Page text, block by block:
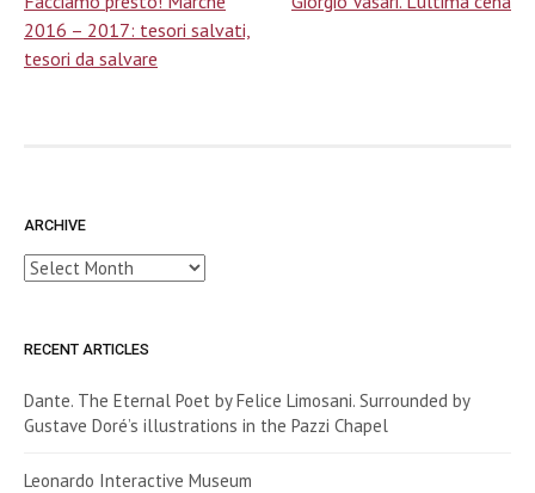
navigation
2016 – 2017: tesori salvati,
tesori da salvare
ARCHIVE
Archive
RECENT ARTICLES
Dante. The Eternal Poet by Felice Limosani. Surrounded by
Gustave Doré’s illustrations in the Pazzi Chapel
Leonardo Interactive Museum